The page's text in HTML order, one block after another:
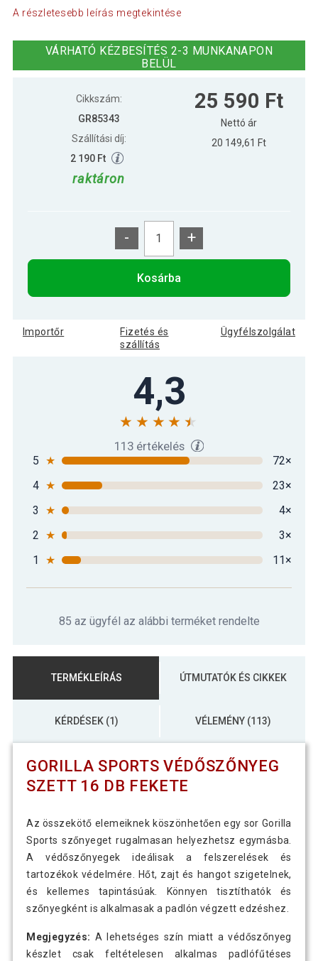
A részletesebb leírás megtekintése
VÁRHATÓ KÉZBESÍTÉS 2-3 MUNKANAPON
BELÜL
Cikkszám:
GR85343
Szállítási díj:
2 190 Ft
raktáron
25 590 Ft
Nettó ár
20 149,61 Ft
- +
Kosárba
Importőr
Fizetés és
szállítás
Ügyfélszolgálat
4,3
113 értékelés
5 ★
72×
4 ★
23×
3
★
4×
2 ★
3×
1
★ 11×
85 az ügyfél az alábbi terméket rendelte
TERMÉKLEÍRÁS ÚTMUTATÓK ÉS CIKKEK
KÉRDÉSEK (1) VÉLEMÉNY (113)
GORILLA SPORTS VÉDŐSZŐNYEG
SZETT 16 DB FEKETE
Az összekötő elemeiknek köszönhetően egy sor Gorilla
Sports szőnyeget rugalmasan helyezhetsz egymásba.
A védőszőnyegek ideálisak a felszerelések és
tartozékok védelmére. Hőt, zajt és hangot szigetelnek,
és kellemes tapintásúak. Könnyen tisztíthatók és
szőnyegként is alkalmasak a padlón végzett edzéshez.
Megjegyzés: A lehetséges szín miatt a védőszőnyeg
készlet csak feltételesen alkalmas padlófűtéses